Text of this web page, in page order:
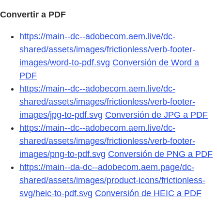
Convertir a PDF
https://main--dc--adobecom.aem.live/dc-
shared/assets/images/frictionless/verb-footer-
images/word-to-pdf.svg Conversión de Word a
PDF
https://main--dc--adobecom.aem.live/dc-
shared/assets/images/frictionless/verb-footer-
images/jpg-to-pdf.svg Conversión de JPG a PDF
https://main--dc--adobecom.aem.live/dc-
shared/assets/images/frictionless/verb-footer-
images/png-to-pdf.svg Conversión de PNG a PDF
https://main--da-dc--adobecom.aem.page/dc-
shared/assets/images/product-icons/frictionless-
svg/heic-to-pdf.svg Conversión de HEIC a PDF